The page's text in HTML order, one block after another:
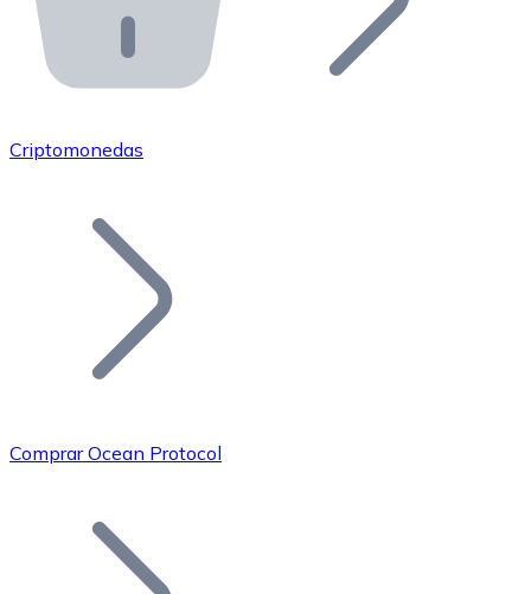
Bitnovo API
Integra nuestra API en tu ecosistema.
Únete a nuestra red de distribuidores.
Añade tu proyecto a nuestro ecosistema.
Bitcoin
Criptomonedas
Comprar Ocean Protocol